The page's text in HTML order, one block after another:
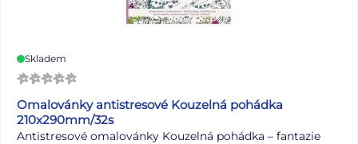
Skladem
Omalovánky antistresové Kouzelná pohádka
210x290mm/32s
Antistresové omalovánky Kouzelná pohádka – fantazie